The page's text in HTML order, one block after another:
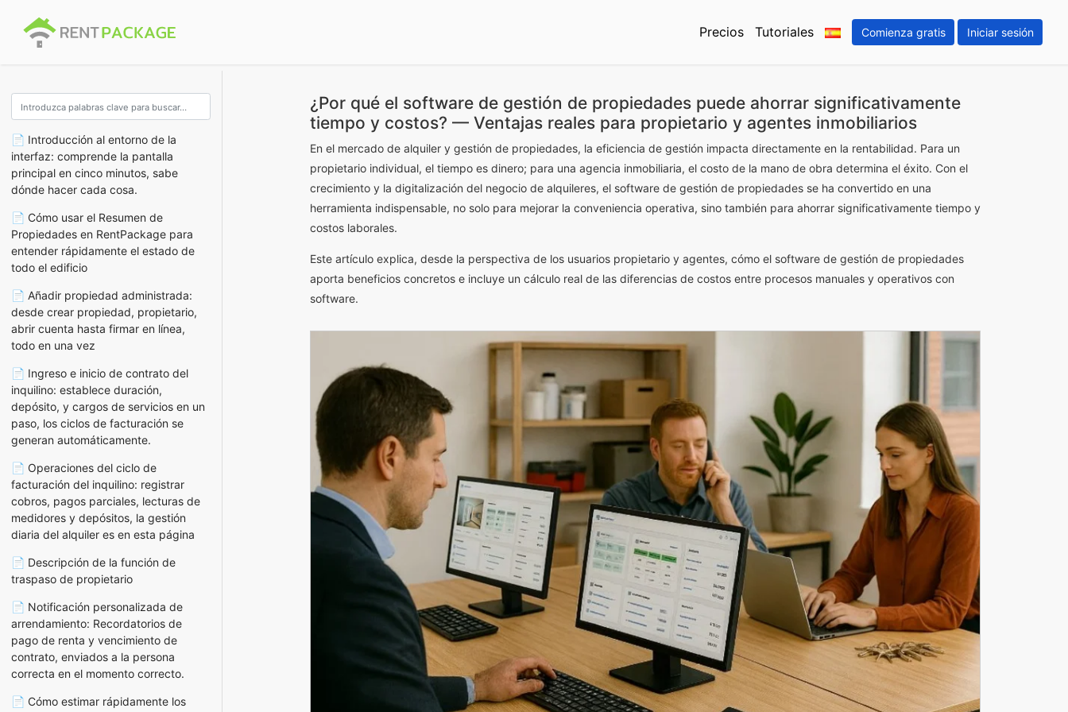
Precios Tutoriales Comienza gratis Iniciar sesión
📄 Introducción al entorno de la
interfaz: comprende la pantalla
principal en cinco minutos, sabe
dónde hacer cada cosa.
📄 Cómo usar el Resumen de
Propiedades en RentPackage para
entender rápidamente el estado de
todo el edificio
📄 Añadir propiedad administrada:
desde crear propiedad, propietario,
abrir cuenta hasta firmar en línea,
todo en una vez
📄 Ingreso e inicio de contrato del
inquilino: establece duración,
depósito, y cargos de servicios en un
paso, los ciclos de facturación se
generan automáticamente.
📄 Operaciones del ciclo de
facturación del inquilino: registrar
cobros, pagos parciales, lecturas de
medidores y depósitos, la gestión
diaria del alquiler es en esta página
📄 Descripción de la función de
traspaso de propietario
📄 Notificación personalizada de
arrendamiento: Recordatorios de
pago de renta y vencimiento de
contrato, enviados a la persona
correcta en el momento correcto.
📄 Cómo estimar rápidamente los
¿Por qué el software de gestión de propiedades puede ahorrar significativamente
tiempo y costos? — Ventajas reales para propietario y agentes inmobiliarios
En el mercado de alquiler y gestión de propiedades, la eficiencia de gestión impacta directamente en la rentabilidad. Para un
propietario individual, el tiempo es dinero; para una agencia inmobiliaria, el costo de la mano de obra determina el éxito. Con el
crecimiento y la digitalización del negocio de alquileres, el software de gestión de propiedades se ha convertido en una
herramienta indispensable, no solo para mejorar la conveniencia operativa, sino también para ahorrar significativamente tiempo y
costos laborales.
Este artículo explica, desde la perspectiva de los usuarios propietario y agentes, cómo el software de gestión de propiedades
aporta beneficios concretos e incluye un cálculo real de las diferencias de costos entre procesos manuales y operativos con
software.